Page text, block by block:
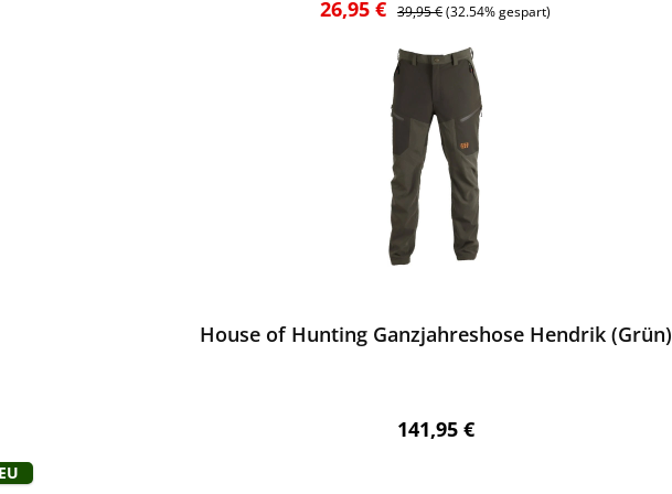
Verkaufspreis:
26,95 € 39,95 €(32.54% gespart)
House of Hunting Ganzjahreshose Hendrik (Grün)
Regulärer Preis:
141,95 €